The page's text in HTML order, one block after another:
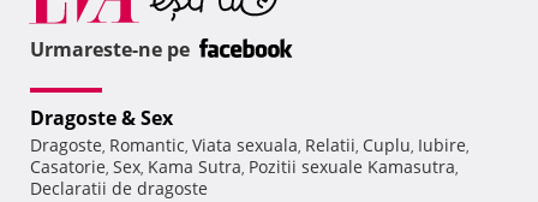
Urmareste-ne pe
Dragoste & Sex
Dragoste, Romantic, Viata sexuala, Relatii, Cuplu, Iubire,
Casatorie, Sex, Kama Sutra, Pozitii sexuale Kamasutra,
Declaratii de dragoste